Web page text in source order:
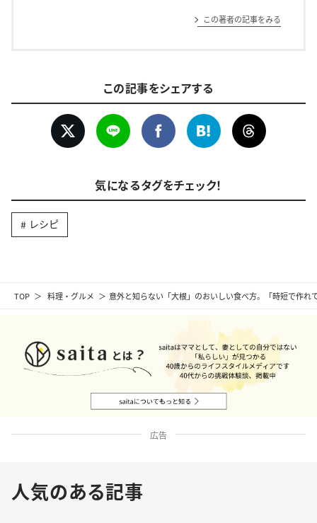
TOP 料理・グルメ 意外と知らない「大根」のおいしい食べ方。「時短で作
この著者の記事をみる
この記事をシェアする
気になるタグをチェック！
レシピ
広告
人気のある記事